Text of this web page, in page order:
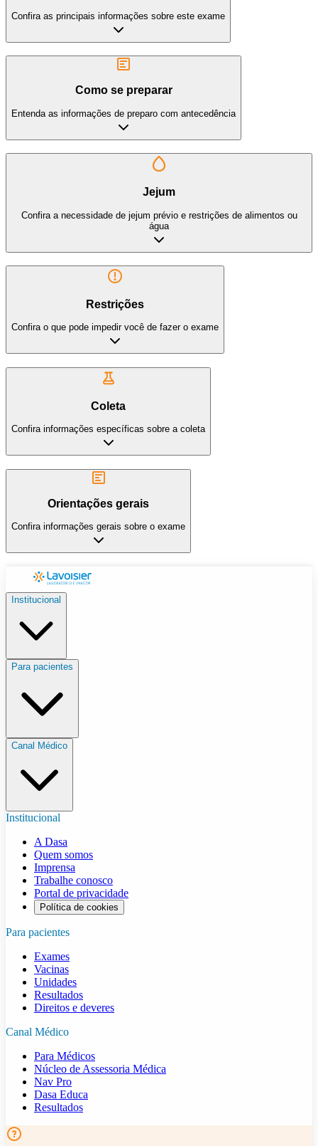
Confira as principais informações sobre este exame
Como se preparar
Entenda as informações de preparo com antecedência
Jejum
Confira a necessidade de jejum prévio e restrições de alimentos ou
água
Restrições
Confira o que pode impedir você de fazer o exame
Coleta
Confira informações específicas sobre a coleta
Orientações gerais
Confira informações gerais sobre o exame
Institucional
Para pacientes
Canal Médico
Institucional
A Dasa
Quem somos
Imprensa
Trabalhe conosco
Portal de privacidade
Política de cookies
Para pacientes
Exames
Vacinas
Unidades
Resultados
Direitos e deveres
Canal Médico
Para Médicos
Núcleo de Assessoria Médica
Nav Pro
Dasa Educa
Resultados